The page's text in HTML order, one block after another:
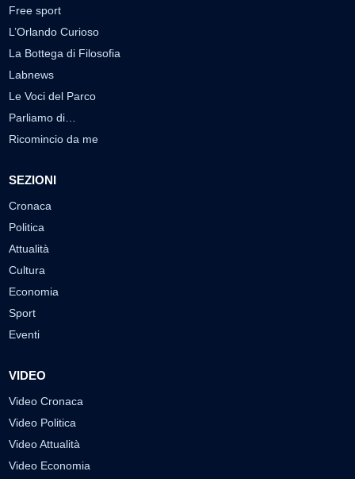
Free sport
L’Orlando Curioso
La Bottega di Filosofia
Labnews
Le Voci del Parco
Parliamo di…
Ricomincio da me
SEZIONI
Cronaca
Politica
Attualità
Cultura
Economia
Sport
Eventi
VIDEO
Video Cronaca
Video Politica
Video Attualità
Video Economia